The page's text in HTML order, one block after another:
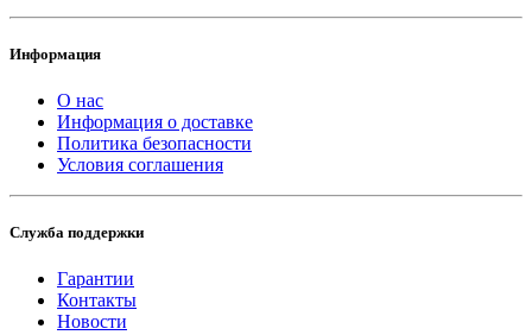
Информация
О нас
Информация о доставке
Политика безопасности
Условия соглашения
Служба поддержки
Гарантии
Контакты
Новости